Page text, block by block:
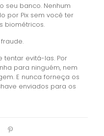
seu banco. Nenhum
por Pix sem você ter
biométricos.
tentar evitá-las. Por
para ninguém, nem
E nunca forneça os
enviados para os